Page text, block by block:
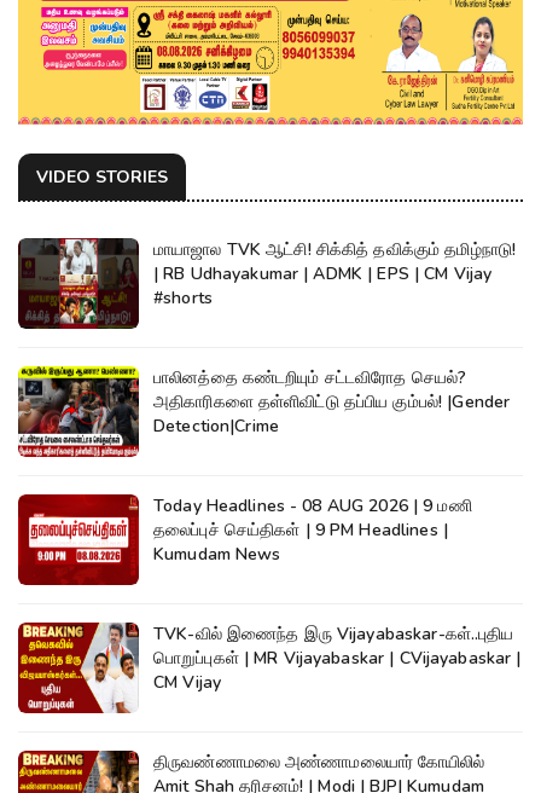
VIDEO STORIES
மாயாஜால TVK ஆட்சி! சிக்கித் தவிக்கும் தமிழ்நாடு!
| RB Udhayakumar | ADMK | EPS | CM Vijay
#shorts
பாலினத்தை கண்டறியும் சட்டவிரோத செயல்?
அதிகாரிகளை தள்ளிவிட்டு தப்பிய கும்பல்! |Gender
Detection|Crime
Today Headlines - 08 AUG 2026 | 9 மணி
தலைப்புச் செய்திகள் | 9 PM Headlines |
Kumudam News
TVK-வில் இணைந்த இரு Vijayabaskar-கள்..புதிய
பொறுப்புகள் | MR Vijayabaskar | CVijayabaskar |
CM Vijay
திருவண்ணாமலை அண்ணாமலையார் கோயிலில்
Amit Shah தரிசனம்! | Modi | BJP| Kumudam